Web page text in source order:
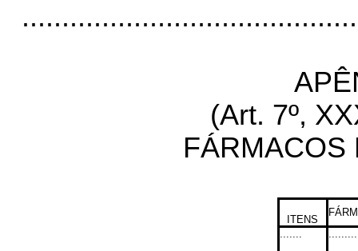
(Art. 7º,
FÁRMACOS
ITENS
.......